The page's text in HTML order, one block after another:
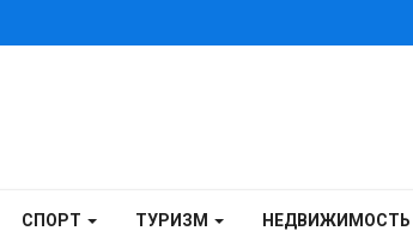
СПОРТ ТУРИЗМ НЕДВИЖИМОСТЬ